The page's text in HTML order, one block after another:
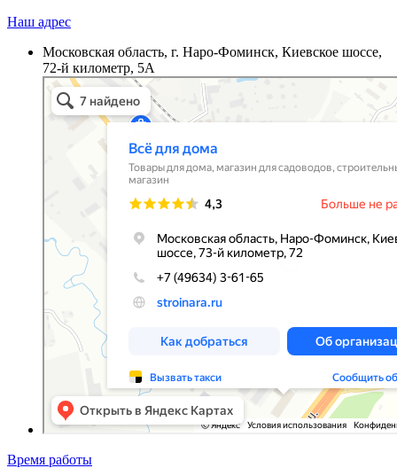
Наш адрес
Московская область, г. Наро-Фоминск, Киевское шоссе,
72-й километр, 5А
Время работы